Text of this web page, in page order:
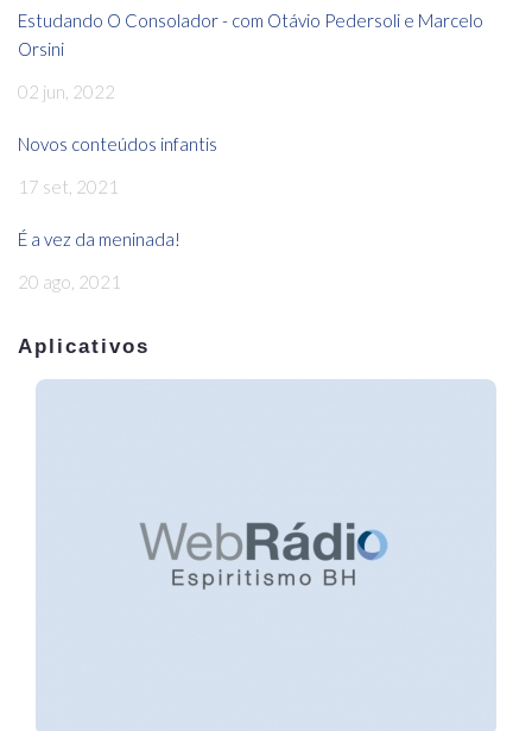
Estudando O Consolador - com Otávio Pedersoli e Marcelo
Orsini
02 jun, 2022
Novos conteúdos infantis
17 set, 2021
É a vez da meninada!
20 ago, 2021
Aplicativos